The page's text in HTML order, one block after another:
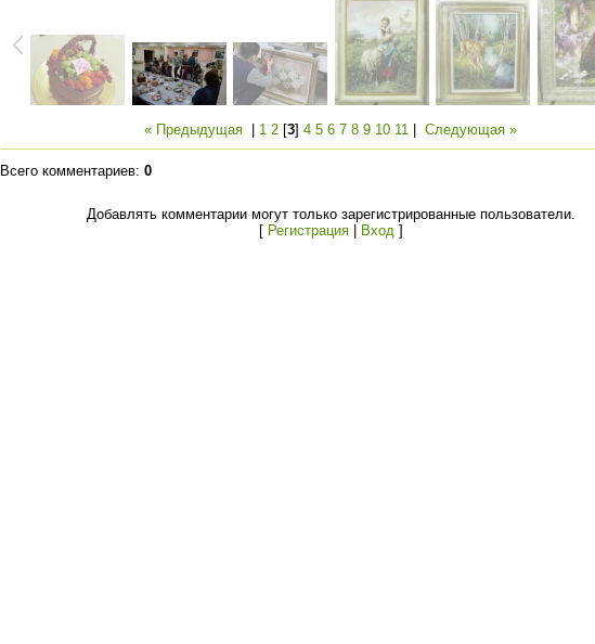
« Предыдущая 1 2 [3] 4 5 6 7 8 9 10 11 Следующая »
Всего комментариев: 0
Добавлять комментарии могут только зарегистрированные пользователи.
[ Регистрация| Вход ]